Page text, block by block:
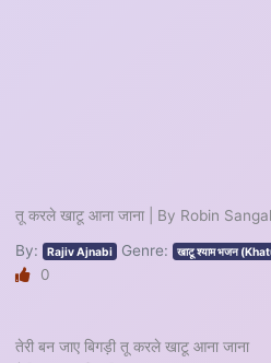
तू करले खाटू आना जाना | By Robin Sangal
By: Rajiv Ajnabi Genre: खाटू श्याम भजन
0
तेरी बन जाए बिगड़ी तू करले खाटू आना जाना